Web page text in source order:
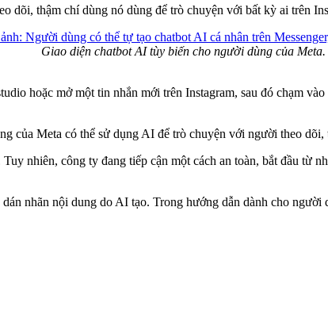
dõi, thậm chí dùng nó dùng để trò chuyện với bất kỳ ai trên
Giao diện chatbot AI tùy biến cho người dùng của Meta.
hoặc mở một tin nhắn mới trên Instagram, sau đó chạm
của Meta có thể sử dụng AI để trò chuyện với người theo
nhiên, công ty đang tiếp cận một cách an toàn, bắt đầu từ
nhãn nội dung do AI tạo. Trong hướng dẫn dành cho